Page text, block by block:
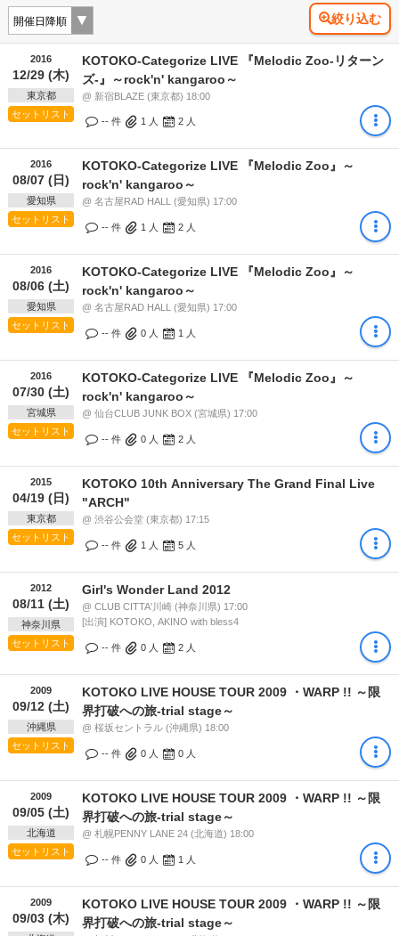
絞り込む
2016
12/29 (木)
東京都
セットリスト
KOTOKO-Categorize LIVE 『Melodic Zoo-リターン
ズ-』～rock'n' kangaroo～
@ 新宿BLAZE (東京都) 18:00
-- 件 1 人 2 人
2016
08/07 (日)
愛知県
セットリスト
KOTOKO-Categorize LIVE 『Melodic Zoo』～
rock'n' kangaroo～
@ 名古屋RAD HALL (愛知県) 17:00
-- 件 1 人 2 人
2016
08/06 (土)
愛知県
セットリスト
KOTOKO-Categorize LIVE 『Melodic Zoo』～
rock'n' kangaroo～
@ 名古屋RAD HALL (愛知県) 17:00
-- 件 0 人 1 人
2016
07/30 (土)
宮城県
セットリスト
KOTOKO-Categorize LIVE 『Melodic Zoo』～
rock'n' kangaroo～
@ 仙台CLUB JUNK BOX (宮城県) 17:00
-- 件 0 人 2 人
2015
04/19 (日)
東京都
セットリスト
KOTOKO 10th Anniversary The Grand Final Live
"ARCH"
@ 渋谷公会堂 (東京都) 17:15
-- 件 1 人 5 人
2012
08/11 (土)
神奈川県
セットリスト
Girl's Wonder Land 2012
@ CLUB CITTA'川崎 (神奈川県) 17:00
[出演] KOTOKO, AKINO with bless4
-- 件 0 人 2 人
2009
09/12 (土)
沖縄県
セットリスト
KOTOKO LIVE HOUSE TOUR 2009 ・WARP !! ～限
界打破への旅-trial stage～
@ 桜坂セントラル (沖縄県) 18:00
-- 件 0 人 0 人
2009
09/05 (土)
北海道
セットリスト
KOTOKO LIVE HOUSE TOUR 2009 ・WARP !! ～限
界打破への旅-trial stage～
@ 札幌PENNY LANE 24 (北海道) 18:00
-- 件 0 人 1 人
2009
09/03 (木)
KOTOKO LIVE HOUSE TOUR 2009 ・WARP !! ～限
界打破への旅-trial stage～